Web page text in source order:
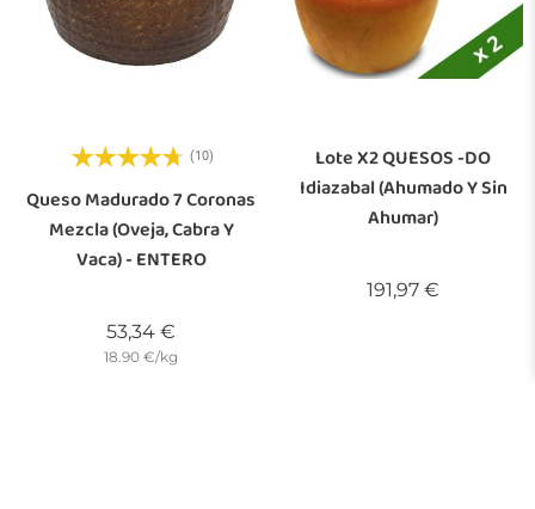
(10)
Queso Madurado 7 Coronas
Mezcla (oveja, Cabra Y
Vaca) - ENTERO
53,34 €
18.90 €/kg
Lote X2 QUESOS -DO
Idiazabal (ahumado Y Sin
Ahumar)
191,97 €